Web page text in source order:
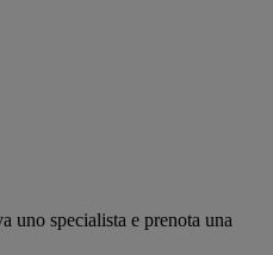
specialista e prenota una